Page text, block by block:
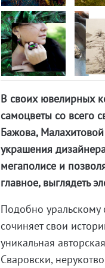
В своих ювелирных
самоцветы со всего
Бажова,
украшения
мегаполисе и
главное, выглядеть
Подобно
сочиняет свои
уникальная
Сваровски,